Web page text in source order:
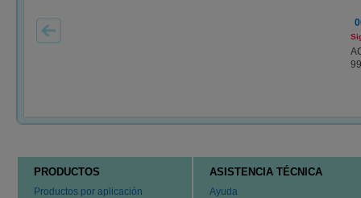
PRODUCTOS
Productos por aplicación
ASISTENCIA TÉCNICA
Ayuda